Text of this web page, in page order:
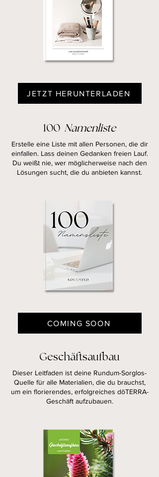
JETZT HERUNTERLADEN
100 Namenliste
Erstelle eine Liste mit allen Personen, die dir
einfallen. Lass deinen Gedanken freien Lauf.
Du weißt nie, wer möglicherweise nach den
Lösungen sucht, die du anbieten kannst.
COMING SOON
Geschäftsaufbau
Dieser Leitfaden ist deine Rundum-Sorglos-
Quelle für alle Materialien, die du brauchst,
um ein florierendes, erfolgreiches dōTERRA-
Geschäft aufzubauen.